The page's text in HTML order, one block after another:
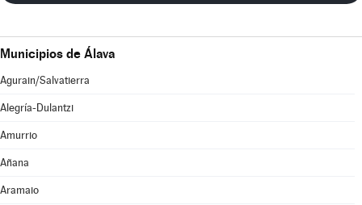
Municipios de Álava
Agurain/Salvatierra
Alegría-Dulantzi
Amurrio
Añana
Aramaio